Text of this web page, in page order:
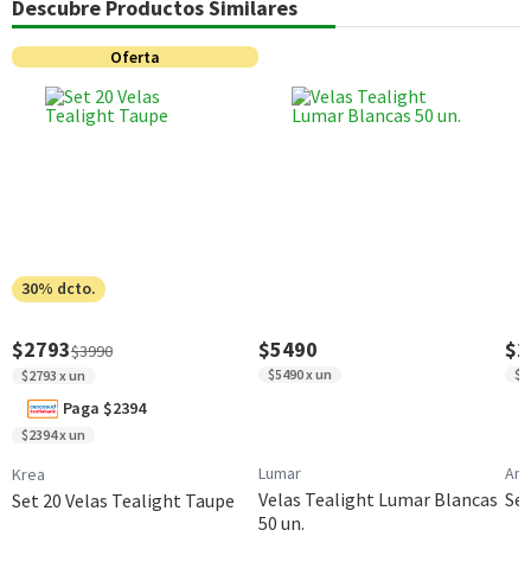
Descubre Productos Similares
Oferta
30% dcto.
$2793$3990
$2793 x un
Paga $2394
$2394 x un
Krea
Set 20 Velas Tealight Taupe
$5490
$5490 x un
Lumar
Velas Tealight Lumar Blancas
50 un.